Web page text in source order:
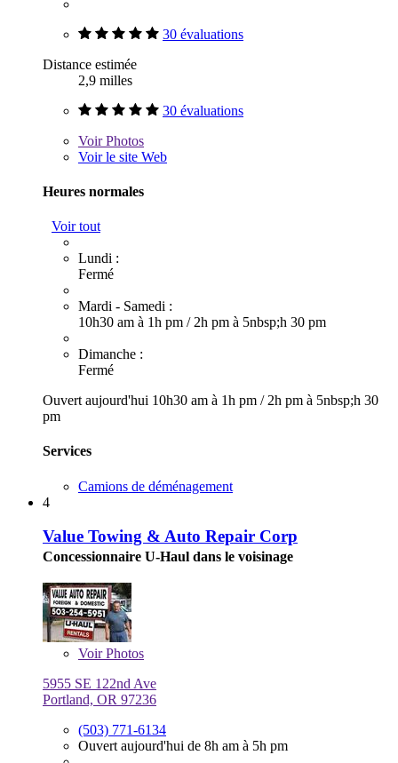
30 évaluations
Distance estimée
2,9 milles
30 évaluations
VoirPhotos
Voir le site Web
Heures normales
Voir tout
Lundi :
Fermé
Mardi - Samedi :
10h30 am à 1h pm / 2h pm à 5nbsp;h 30 pm
Dimanche :
Fermé
Ouvert aujourd'hui 10h30 am à 1h pm / 2h pm à 5nbsp;h 30
pm
Services
Camions de déménagement
4
Value Towing & Auto Repair Corp
Concessionnaire U-Haul dans le voisinage
VoirPhotos
5955 SE 122nd Ave
Portland, OR 97236
(503) 771-6134
Ouvert aujourd'hui de 8h am à 5h pm